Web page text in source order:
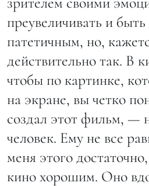
преувеличивать и быть
патетичным, но,
действительно так. В
чтобы по картинке,
на экране, вы четко
создал этот фильм, —
человек. Ему не все
меня этого
кино хорошим. Оно